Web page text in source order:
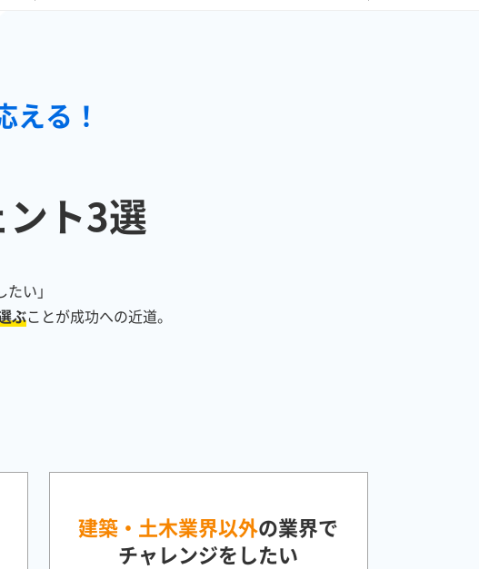
える！
ト3選
い」
ぶことが成功への近道。
建築・土木業界以外の業界で
チャレンジをしたい